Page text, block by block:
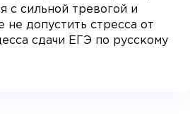
с сильной тревогой и
не допустить стресса от
сдачи ЕГЭ по русскому